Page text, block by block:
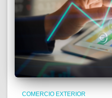
COMERCIO EXTERIOR